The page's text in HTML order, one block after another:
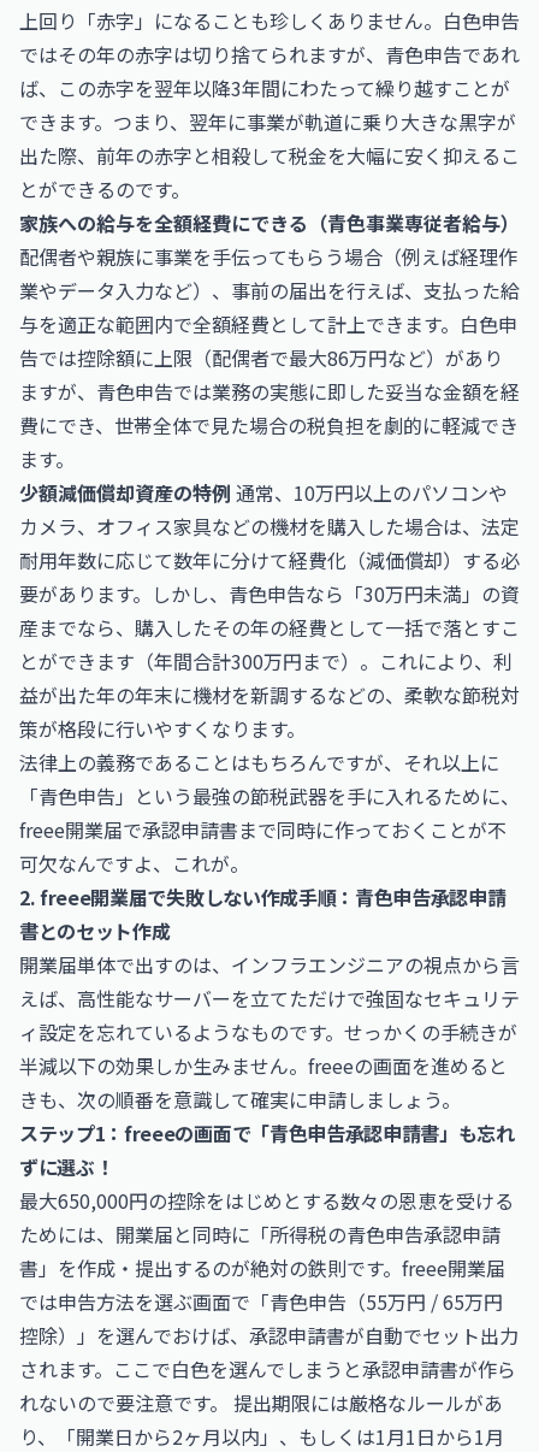
上回り「赤字」になることも珍しくありません。白色申告
ではその年の赤字は切り捨てられますが、青色申告であれ
ば、この赤字を翌年以降3年間にわたって繰り越すことが
できます。つまり、翌年に事業が軌道に乗り大きな黒字が
出た際、前年の赤字と相殺して税金を大幅に安く抑えるこ
とができるのです。
家族への給与を全額経費にできる（青色事業専従者給与）
配偶者や親族に事業を手伝ってもらう場合（例えば経理作
業やデータ入力など）、事前の届出を行えば、支払った給
与を適正な範囲内で全額経費として計上できます。白色申
告では控除額に上限（配偶者で最大86万円など）があり
ますが、青色申告では業務の実態に即した妥当な金額を経
費にでき、世帯全体で見た場合の税負担を劇的に軽減でき
ます。
少額減価償却資産の特例 通常、10万円以上のパソコンや
カメラ、オフィス家具などの機材を購入した場合は、法定
耐用年数に応じて数年に分けて経費化（減価償却）する必
要があります。しかし、青色申告なら「30万円未満」の資
産までなら、購入したその年の経費として一括で落とすこ
とができます（年間合計300万円まで）。これにより、利
益が出た年の年末に機材を新調するなどの、柔軟な節税対
策が格段に行いやすくなります。
法律上の義務であることはもちろんですが、それ以上に
「青色申告」という最強の節税武器を手に入れるために、
freee開業届で承認申請書まで同時に作っておくことが不
可欠なんですよ、これが。
2. freee開業届で失敗しない作成手順：青色申告承認申請
書とのセット作成
開業届単体で出すのは、インフラエンジニアの視点から言
えば、高性能なサーバーを立てただけで強固なセキュリテ
ィ設定を忘れているようなものです。せっかくの手続きが
半減以下の効果しか生みません。freeeの画面を進めると
きも、次の順番を意識して確実に申請しましょう。
ステップ1：freeeの画面で「青色申告承認申請書」も忘れ
ずに選ぶ！
最大650,000円の控除をはじめとする数々の恩恵を受ける
ためには、開業届と同時に「所得税の青色申告承認申請
書」を作成・提出するのが絶対の鉄則です。freee開業届
では申告方法を選ぶ画面で「青色申告（55万円 / 65万円
控除）」を選んでおけば、承認申請書が自動でセット出力
されます。ここで白色を選んでしまうと承認申請書が作ら
れないので要注意です。 提出期限には厳格なルールがあ
り、「開業日から2ヶ月以内」、もしくは1月1日から1月